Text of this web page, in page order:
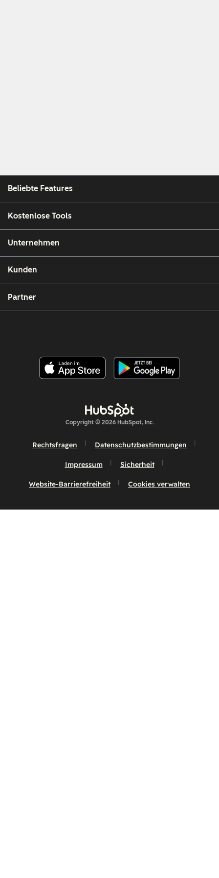
Beliebte Features
Kostenlose Tools
Unternehmen
Kunden
Partner
Copyright © 2026 HubSpot, Inc.
Rechtsfragen Datenschutzbestimmungen
Impressum Sicherheit
Website-Barrierefreiheit Cookies verwalten